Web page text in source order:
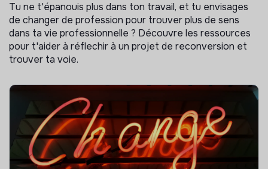
Tu ne t'épanouis plus dans ton travail, et tu envisages
de changer de profession pour trouver plus de sens
dans ta vie professionnelle ? Découvre les ressources
pour t'aider à réflechir à un projet de reconversion et
trouver ta voie.